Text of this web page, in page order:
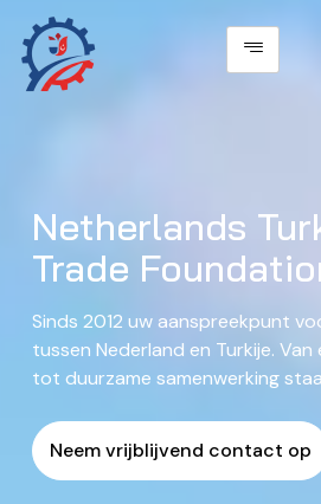
Netherlands
Trade
Sinds 2012 uw aanspreekpunt
tussen Nederland en Turkije.
tot duurzame samenwerking
Neem vrijblijvend contact op